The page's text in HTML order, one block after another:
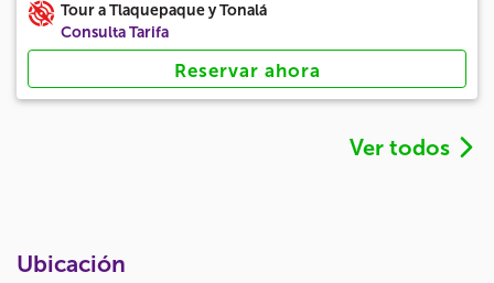
Tour a Tlaquepaque y Tonalá
Consulta Tarifa
Reservar ahora
Ver todos
Ubicación